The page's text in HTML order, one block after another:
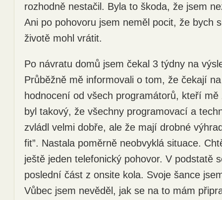
rozhodně nestačil. Byla to škoda, že jsem
Ani po pohovoru jsem neměl pocit, že bych
životě mohl vrátit.
Po návratu domů jsem čekal 3 týdny na
Průběžně mě informovali o tom, že čekají
hodnocení od všech programátorů, kteří mě
byl takový, že všechny programovací a
zvládl velmi dobře, ale že mají drobné
fit”. Nastala poměrně neobvyklá situace.
ještě jeden telefonický pohovor. V podstatě
poslední část z onsite kola. Svoje šance
Vůbec jsem nevěděl, jak se na to mám